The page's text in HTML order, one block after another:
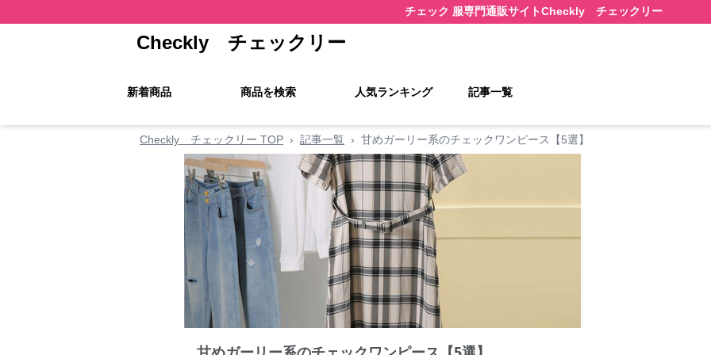
チェック 服専門通販サイトCheckly チェックリー
Checkly チェックリー
新着商品 商品を検索 人気ランキング 記事一覧
Checkly チェックリー TOP › 記事一覧 › 甘めガーリー系のチェックワンピース【5選】